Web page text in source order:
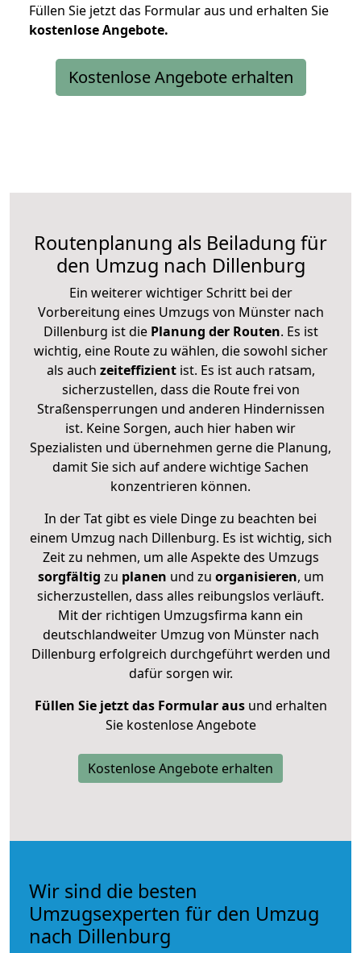
Füllen Sie jetzt das Formular aus und erhalten Sie
kostenloseAngebote.
Kostenlose Angebote erhalten
Routenplanung als Beiladung für
den Umzug nach Dillenburg
Ein weiterer wichtiger Schritt bei der
Vorbereitung eines Umzugs von Münster nach
Dillenburg ist diePlanung der Routen. Es ist
wichtig, eine Route zu wählen, die sowohl sicher
als auch zeiteffizientist. Es ist auch ratsam,
sicherzustellen, dass die Route frei von
Straßensperrungen und anderen Hindernissen
ist. Keine Sorgen, auch hier haben wir
Spezialisten und übernehmen gerne die Planung,
damit Sie sich auf andere wichtige Sachen
konzentrieren können.
In der Tat gibt es viele Dinge zu beachten bei
einem Umzug nach Dillenburg. Es ist wichtig, sich
Zeit zu nehmen, um alle Aspekte des Umzugs
sorgfältig zu planen und zu organisieren, um
sicherzustellen, dass alles reibungslos verläuft.
Mit der richtigen Umzugsfirma kann ein
deutschlandweiter Umzug von Münster nach
Dillenburg erfolgreich durchgeführt werden und
dafür sorgen wir.
Füllen Sie jetzt das Formular ausund erhalten
Sie kostenlose Angebote
Kostenlose Angebote erhalten
Wir sind die besten
Umzugsexperten für den Umzug
nach Dillenburg